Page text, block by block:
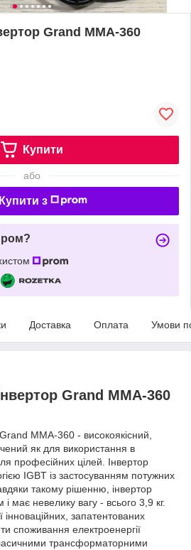
Grand MMA-360
Купити
або
Купити з
Доставка Оплата Умови
Grand MMA-360
MMA-360 - високоякісний,
як для використання в
професійних цілей. Інвертор
IGBT із застосуванням потужних
такому рішенню, інвертор
має невелику вагу - всього 3,9 кг.
інноваційних, запатентованих
споживання електроенергії
трансформаторними